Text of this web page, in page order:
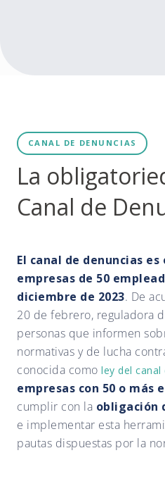
CANAL DE DENUNCIAS
La
Canal de
El canal de denuncias
empresas de 50
diciembre de 2023. De
20 de febrero, reguladora
personas que informen
normativas y de lucha
conocida como ley del canal
empresas con 50 o más
cumplir con la obligación
e implementar esta
pautas dispuestas por la